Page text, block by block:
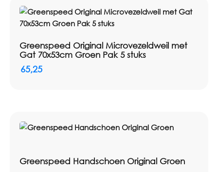
Greenspeed Original Microvezeldweil met
Gat 70x53cm Groen Pak 5 stuks
65,25
Greenspeed Handschoen Original Groen